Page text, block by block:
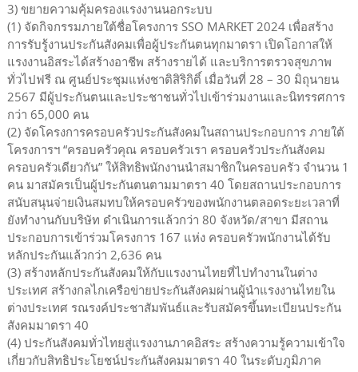
3) ขยายความคุ้มครองแรงงานนอกระบบ
(1) จัดกิจกรรมภายใต้ชื่อโครงการ SSO MARKET 2024 เพื่อสร้าง
การรับรู้งานประกันสังคมเพื่อผู้ประกันตนทุกมาตรา เปิดโอกาสให้
แรงงานอิสระได้สร้างอาชีพ สร้างรายได้ และบริการตรวจสุขภาพ
ทั่วไปฟรี ณ ศูนย์ประชุมแห่งชาติสิริกิติ์ เมื่อวันที่ 28 – 30 มิถุนายน
2567 มีผู้ประกันตนและประชาชนทั่วไปเข้าร่วมงานและนิทรรศการ
กว่า 65,000 คน
(2) จัดโครงการครอบครัวประกันสังคมในสถานประกอบการ ภายใต้
โครงการฯ “ครอบครัวคุณ ครอบครัวเรา ครอบครัวประกันสังคม
ครอบครัวเดียวกัน” ให้สิทธิพนักงานนำสมาชิกในครอบครัว จำนวน 1
คน มาสมัครเป็นผู้ประกันตนตามมาตรา 40 โดยสถานประกอบการ
สนับสนุนจ่ายเงินสมทบให้ครอบครัวของพนักงานตลอดระยะเวลาที่
ยังทำงานกับบริษัท ดำเนินการแล้วกว่า 80 จังหวัด/สาขา มีสถาน
ประกอบการเข้าร่วมโครงการ 167 แห่ง ครอบครัวพนักงานได้รับ
หลักประกันแล้วกว่า 2,636 คน
(3) สร้างหลักประกันสังคมให้กับแรงงานไทยที่ไปทำงานในต่าง
ประเทศ สร้างกลไกเครือข่ายประกันสังคมผ่านผู้นำแรงงานไทยใน
ต่างประเทศ รณรงค์ประชาสัมพันธ์และรับสมัครขึ้นทะเบียนประกัน
สังคมมาตรา 40
(4) ประกันสังคมทั่วไทยสู่แรงงานภาคอิสระ สร้างความรู้ความเข้าใจ
เกี่ยวกับสิทธิประโยชน์ประกันสังคมมาตรา 40 ในระดับภูมิภาค